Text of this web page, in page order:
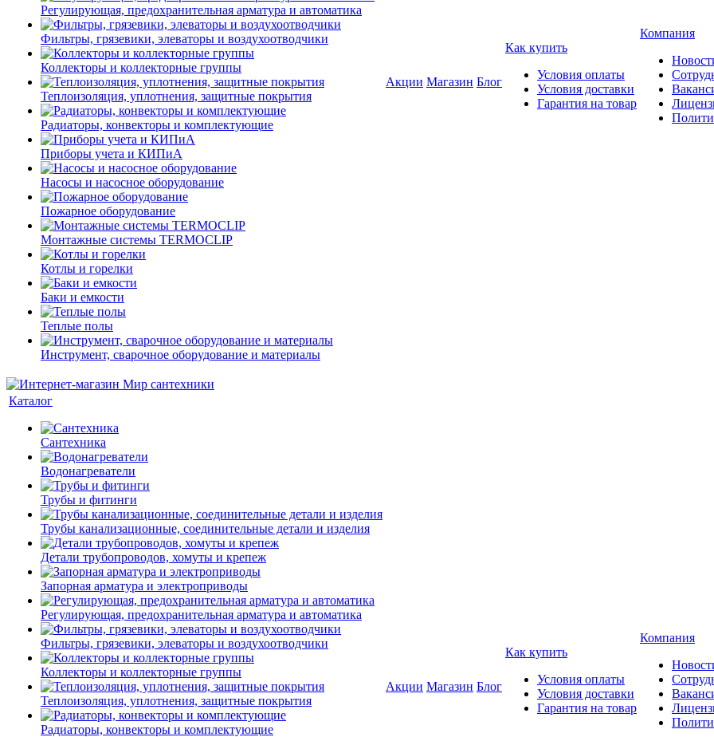
Регулирующая, предохранительная арматура и автоматика
Фильтры, грязевики, элеваторы и воздухоотводчики
Коллекторы и коллекторные группы
Теплоизоляция, уплотнения, защитные покрытия
Радиаторы, конвекторы и комплектующие
Приборы учета и КИПиА
Насосы и насосное оборудование
Пожарное оборудование
Монтажные системы TERMOCLIP
Котлы и горелки
Баки и емкости
Теплые полы
Инструмент, сварочное оборудование и материалы
Акции Магазин Блог
Как купить
Условия оплаты
Условия доставки
Гарантия на товар
Компания
Каталог
Сантехника
Водонагреватели
Трубы и фитинги
Трубы канализационные, соединительные детали и изделия
Детали трубопроводов, хомуты и крепеж
Запорная арматура и электроприводы
Регулирующая, предохранительная арматура и автоматика
Фильтры, грязевики, элеваторы и воздухоотводчики
Коллекторы и коллекторные группы
Теплоизоляция, уплотнения, защитные покрытия
Радиаторы, конвекторы и комплектующие
Акции Магазин Блог
Как купить
Условия оплаты
Условия доставки
Гарантия на товар
Компания